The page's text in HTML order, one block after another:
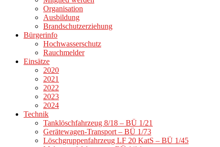
Organisation
Ausbildung
Brandschutzerziehung
Bürgerinfo
Hochwasserschutz
Rauchmelder
Einsätze
2020
2021
2022
2023
2024
Technik
Tanklöschfahrzeug 8/18 – BÜ 1/21
Gerätewagen-Transport – BÜ 1/73
Löschgruppenfahrzeug LF 20 KatS – BÜ 1/45